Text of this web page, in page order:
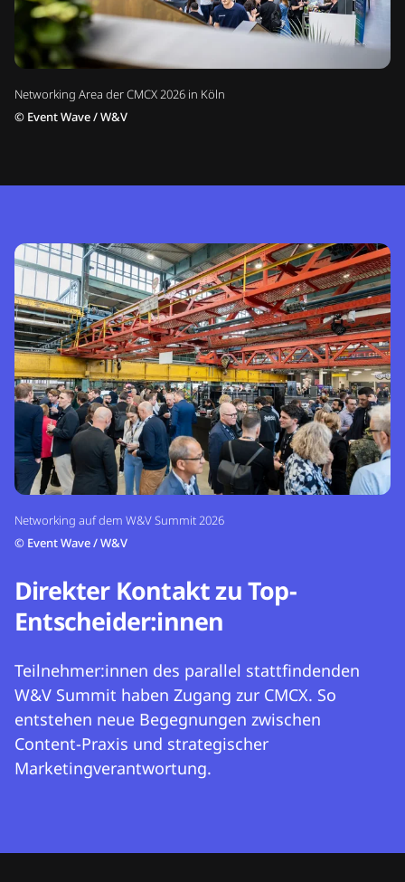
Networking Area der CMCX 2026 in Köln
© Event Wave / W&V
Networking auf dem W&V Summit 2026
© Event Wave / W&V
Direkter Kontakt zu Top-
Entscheider:innen
Teilnehmer:innen des parallel stattfindenden
W&V Summit haben Zugang zur CMCX. So
entstehen neue Begegnungen zwischen
Content-Praxis und strategischer
Marketingverantwortung.